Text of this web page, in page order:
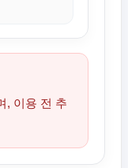
, 이용 전 추